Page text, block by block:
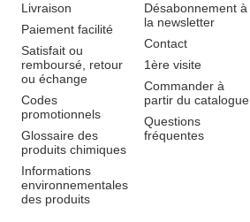
Livraison
Paiement facilité
Satisfait ou
remboursé, retour
ou échange
Codes
promotionnels
Glossaire des
produits chimiques
Informations
environnementales
des produits
Désabonnement à
la newsletter
Contact
1ère visite
Commander à
partir du catalogue
Questions
fréquentes